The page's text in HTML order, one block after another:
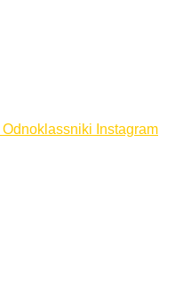
Odnoklassniki Instagram